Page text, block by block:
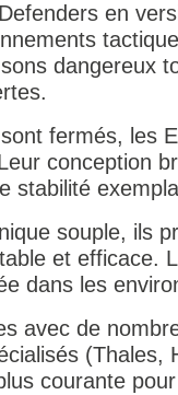
en
dangereux
fermés, les
conception
stabilité
souple, ils
et efficace.
dans les
avec de
courante